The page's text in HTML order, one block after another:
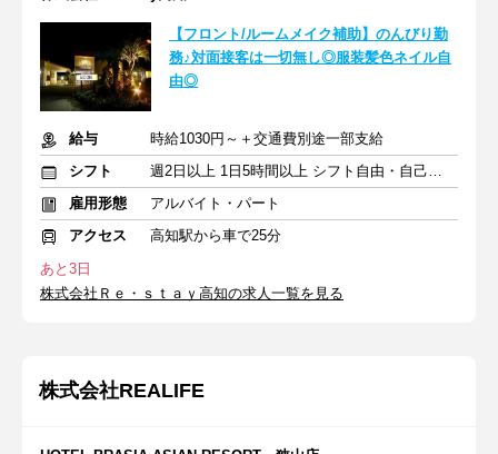
【フロント/ルームメイク補助】のんびり勤
務♪対面接客は一切無し◎服装髪色ネイル自
由◎
給与
時給1030円～＋交通費別途一部支給
シフト
週2日以上 1日5時間以上 シフト自由・自己申告
雇用形態
アルバイト・パート
アクセス
高知駅から車で25分
あと3日
株式会社Ｒｅ・ｓｔａｙ高知の求人一覧を見る
株式会社REALIFE